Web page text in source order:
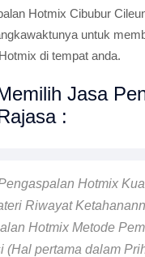
Hotmix Cibubur
untuk
di tempat anda.
Jasa
:
Hotmix
Riwayat
Hotmix Metode
(Hal pertama dalam